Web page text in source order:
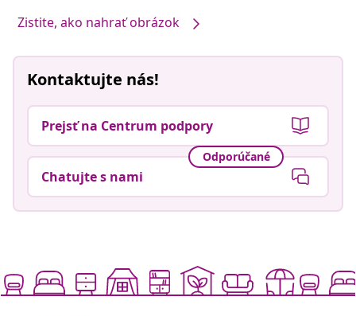
Zistite, ako nahrať obrázok
Kontaktujte nás!
Prejsť na Centrum podpory
Odporúčané
Chatujte s nami